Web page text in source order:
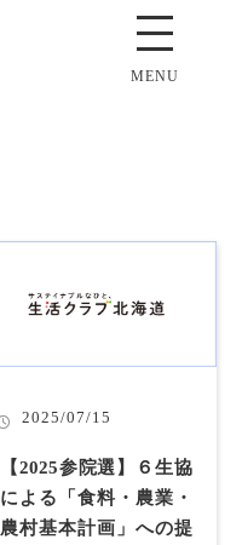
MENU
2025/07/15
【2025参院選】６生協
による「食料・農業・
農村基本計画」への提